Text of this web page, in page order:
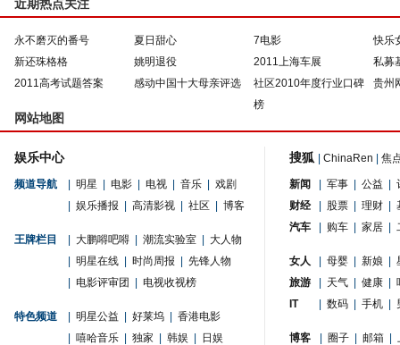
近期热点关注
永不磨灭的番号 夏日甜心 7电影
快乐
新还珠格格
姚明退役 2011上海车展
私募
2011高考试题答案
感动中国十大母亲评选
社区2010年度行业口碑
榜
贵州
网站地图
娱乐中心
频道导航 明星 电影 电视 音乐
戏剧
娱乐播报 高清影视 社区 博客
王牌栏目 大鹏嘚吧嘚 潮流实验室
大人物
明星在线 时尚周报
先锋人物
电影评审团 电视收视榜
特色频道 明星公益 好莱坞
香港电影
嘻哈音乐 独家 韩娱 日娱
搜狐 ChinaRen 焦
新闻 军事 公益
财经
股票 理财
汽车
购车 家居
女人 母婴 新娘
旅游
天气 健康
IT
数码 手机
博客 圈子 邮箱